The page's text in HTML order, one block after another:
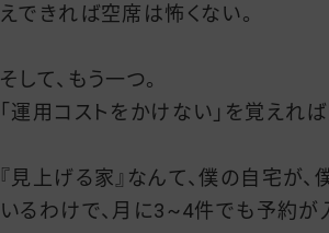
えできれば空席は怖くない。
そして、もう一つ。
「運用コストをかけない」を覚えれ
『見上げる家』なんて、僕の自宅が
いるわけで、月に3~4件でも予約が